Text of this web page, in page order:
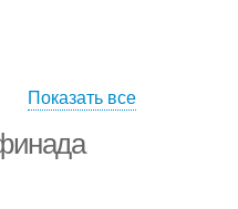
Показать все